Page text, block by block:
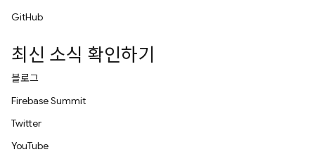
GitHub
최신 소식 확인하기
블로그
Firebase Summit
Twitter
YouTube